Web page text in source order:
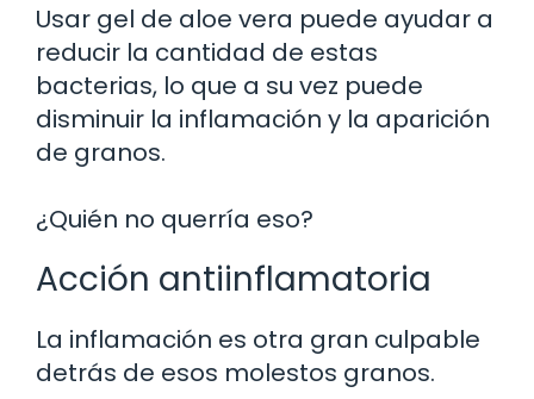
Usar gel de aloe vera puede ayudar a
reducir la cantidad de estas
bacterias, lo que a su vez puede
disminuir la inflamación y la aparición
de granos.
¿Quién no querría eso?
Acción antiinflamatoria
La inflamación es otra gran culpable
detrás de esos molestos granos.